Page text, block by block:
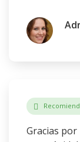
Gracias por